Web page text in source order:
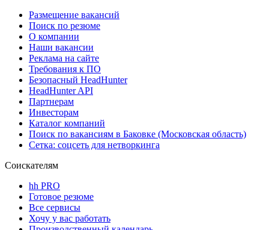
Размещение вакансий
Поиск по резюме
О компании
Наши вакансии
Реклама на сайте
Требования к ПО
Безопасный HeadHunter
HeadHunter API
Партнерам
Инвесторам
Каталог компаний
Поиск по вакансиям в Баковке (Московская область)
Сетка: соцсеть для нетворкинга
Соискателям
hh PRO
Готовое резюме
Все сервисы
Хочу у вас работать